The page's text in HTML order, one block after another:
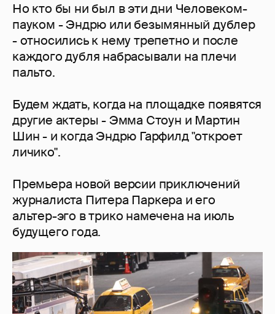
Но кто бы ни был в эти дни Человеком-
пауком - Эндрю или безымянный дублер
- относились к нему трепетно и после
каждого дубля набрасывали на плечи
пальто.
Будем ждать, когда на площадке появятся
другие актеры - Эмма Стоун и Мартин
Шин - и когда Эндрю Гарфилд "откроет
личико".
Премьера новой версии приключений
журналиста Питера Паркера и его
альтер-эго в трико намечена на июль
будущего года.